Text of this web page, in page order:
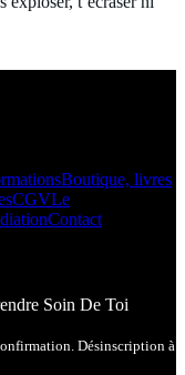
Boutique, livres
CGVLe
Contact
Soin De Toi
Désinscription à